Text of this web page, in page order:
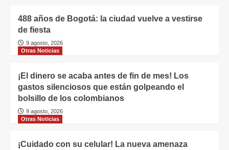
488 años de Bogotá: la ciudad vuelve a vestirse
de fiesta
9 agosto, 2026
Otras Noticias
¡El dinero se acaba antes de fin de mes! Los
gastos silenciosos que están golpeando el
bolsillo de los colombianos
9 agosto, 2026
Otras Noticias
¡Cuidado con su celular! La nueva amenaza